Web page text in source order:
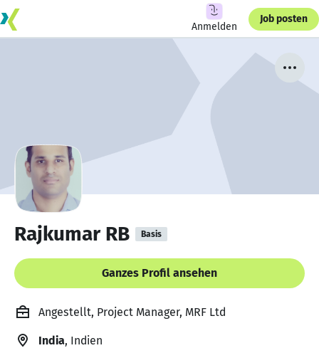
Anmelden
Job posten
Rajkumar RB Basis
Ganzes Profil ansehen
Angestellt, Project Manager, MRF Ltd
India, Indien